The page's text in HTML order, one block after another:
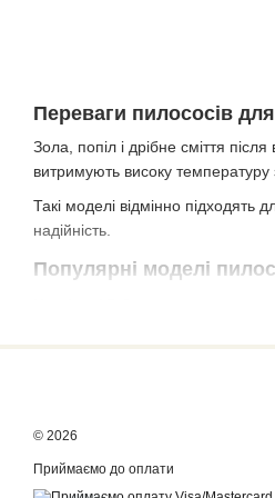
Переваги пилососів
Зола, попіл і дрібне сміття
витримують високу температуру
Такі моделі відмінно
надійність.
Популярні моделі
Більш потужна версія з
пилосос.
Сфери застосування
© 2026
Приймаємо до оплати